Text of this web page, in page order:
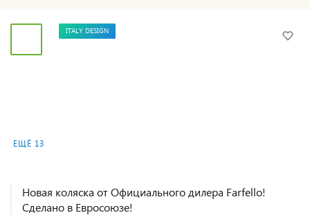
ЕЩЁ 13
ITALY DESIGN
Новая коляска от Официального дилера Farfello!
Сделано в Евросоюзе!